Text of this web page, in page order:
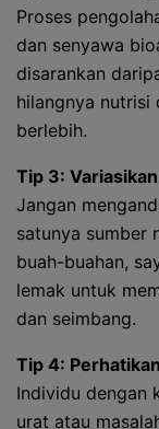
Proses
dan senyawa
disarankan
hilangnya nutrisi
berlebih.
Tip 3:
Jangan
satunya sumber
buah-buahan,
lemak untuk
dan seimbang.
Tip 4:
Individu dengan
urat atau